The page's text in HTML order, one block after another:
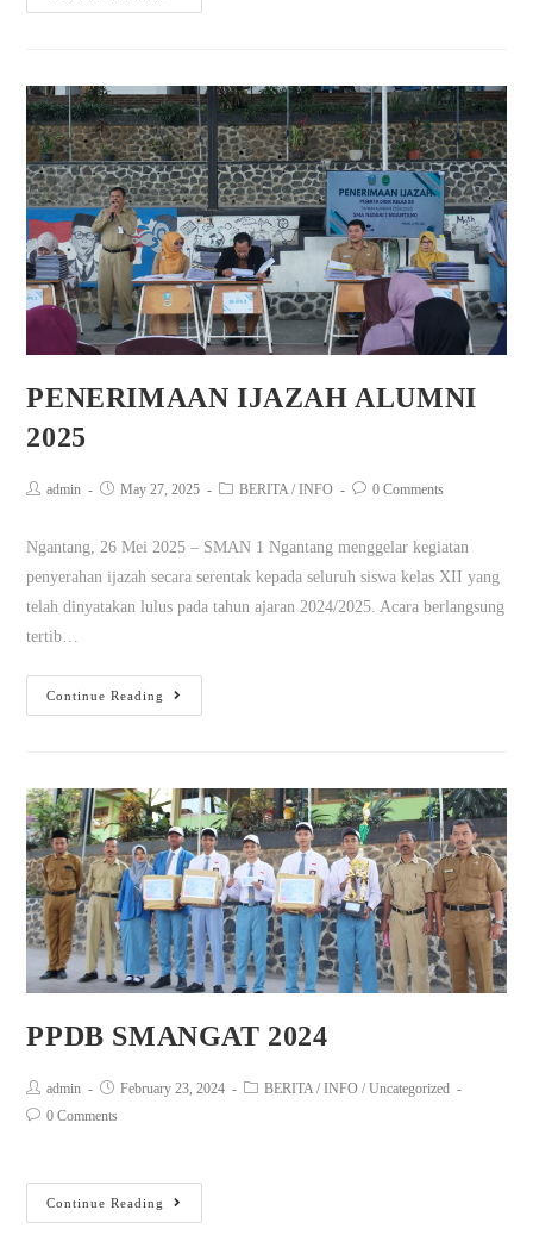
PENERIMAAN IJAZAH ALUMNI
2025
admin May 27, 2025 BERITA / INFO 0 Comments
Ngantang, 26 Mei 2025 – SMAN 1 Ngantang menggelar kegiatan
penyerahan ijazah secara serentak kepada seluruh siswa kelas XII yang
telah dinyatakan lulus pada tahun ajaran 2024/2025. Acara berlangsung
tertib…
Continue Reading
PPDB SMANGAT 2024
admin February 23, 2024 BERITA / INFO / Uncategorized
0 Comments
Continue Reading